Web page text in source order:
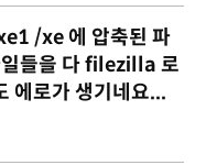
/xe 에 압축된 파
들을 다 filezilla 로
에로가 생기네요...